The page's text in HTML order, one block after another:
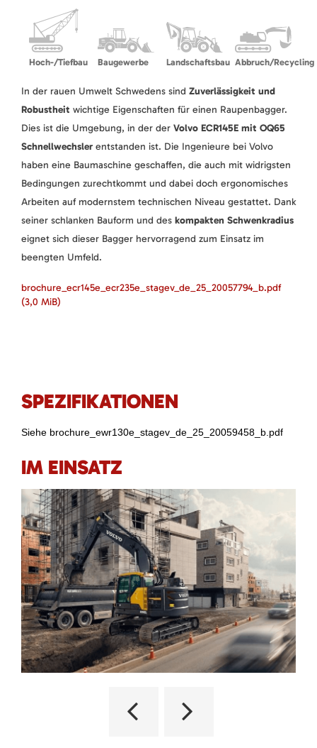
Hoch-/Tiefbau Baugewerbe Landschaftsbau Abbruch/Recycling
In der rauen Umwelt Schwedens sind Zuverlässigkeit und
Robustheit wichtige Eigenschaften für einen Raupenbagger.
Dies ist die Umgebung, in der der Volvo ECR145E mit OQ65
Schnellwechsler entstanden ist. Die Ingenieure bei Volvo
haben eine Baumaschine geschaffen, die auch mit widrigsten
Bedingungen zurechtkommt und dabei doch ergonomisches
Arbeiten auf modernstem technischen Niveau gestattet. Dank
seiner schlanken Bauform und des kompakten Schwenkradius
eignet sich dieser Bagger hervorragend zum Einsatz im
beengten Umfeld.
brochure_ecr145e_ecr235e_stagev_de_25_20057794_b.pdf
(3,0 MiB)
SPEZIFIKATIONEN
Siehe brochure_ewr130e_stagev_de_25_20059458_b.pdf
IM EINSATZ